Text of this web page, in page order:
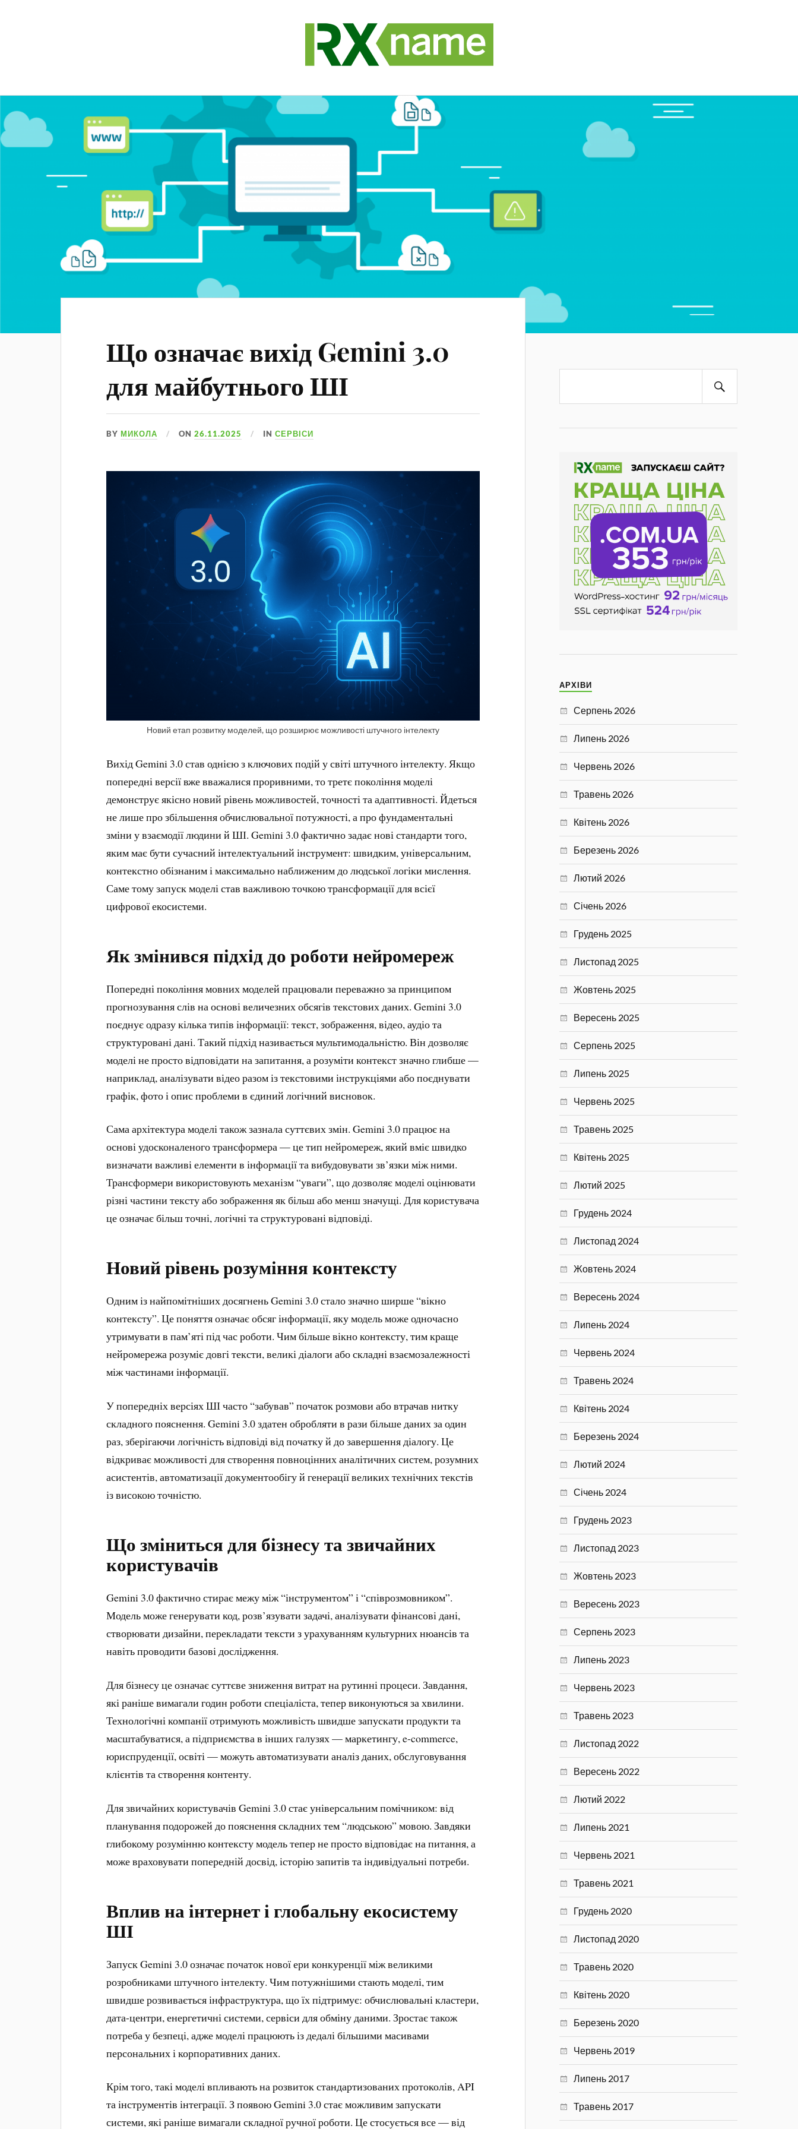
Що означає вихід Gemini 3.0
для майбутнього ШІ
BYМИКОЛА ON26.11.2025 INСЕРВІСИ
Новий етап розвитку моделей, що розширює можливості штучного інтелекту
Вихід Gemini 3.0 став однією з ключових подій у світі штучного інтелекту. Якщо
попередні версії вже вважалися проривними, то третє покоління моделі
демонструє якісно новий рівень можливостей, точності та адаптивності. Йдеться
не лише про збільшення обчислювальної потужності, а про фундаментальні
зміни у взаємодії людини й ШІ. Gemini 3.0 фактично задає нові стандарти того,
яким має бути сучасний інтелектуальний інструмент: швидким, універсальним,
контекстно обізнаним і максимально наближеним до людської логіки мислення.
Саме тому запуск моделі став важливою точкою трансформації для всієї
цифрової екосистеми.
Як змінився підхід до роботи нейромереж
Попередні покоління мовних моделей працювали переважно за принципом
прогнозування слів на основі величезних обсягів текстових даних. Gemini 3.0
поєднує одразу кілька типів інформації: текст, зображення, відео, аудіо та
структуровані дані. Такий підхід називається мультимодальністю. Він дозволяє
моделі не просто відповідати на запитання, а розуміти контекст значно глибше —
наприклад, аналізувати відео разом із текстовими інструкціями або поєднувати
графік, фото і опис проблеми в єдиний логічний висновок.
Сама архітектура моделі також зазнала суттєвих змін. Gemini 3.0 працює на
основі удосконаленого трансформера — це тип нейромереж, який вміє швидко
визначати важливі елементи в інформації та вибудовувати зв’язки між ними.
Трансформери використовують механізм “уваги”, що дозволяє моделі оцінювати
різні частини тексту або зображення як більш або менш значущі. Для користувача
це означає більш точні, логічні та структуровані відповіді.
Новий рівень розуміння контексту
Одним із найпомітніших досягнень Gemini 3.0 стало значно ширше “вікно
контексту”. Це поняття означає обсяг інформації, яку модель може одночасно
утримувати в пам’яті під час роботи. Чим більше вікно контексту, тим краще
нейромережа розуміє довгі тексти, великі діалоги або складні взаємозалежності
між частинами інформації.
У попередніх версіях ШІ часто “забував” початок розмови або втрачав нитку
складного пояснення. Gemini 3.0 здатен обробляти в рази більше даних за один
раз, зберігаючи логічність відповіді від початку й до завершення діалогу. Це
відкриває можливості для створення повноцінних аналітичних систем, розумних
асистентів, автоматизації документообігу й генерації великих технічних текстів
із високою точністю.
Що зміниться для бізнесу та звичайних
користувачів
Gemini 3.0 фактично стирає межу між “інструментом” і “співрозмовником”.
Модель може генерувати код, розв’язувати задачі, аналізувати фінансові дані,
створювати дизайни, перекладати тексти з урахуванням культурних нюансів та
навіть проводити базові дослідження.
Для бізнесу це означає суттєве зниження витрат на рутинні процеси. Завдання,
які раніше вимагали годин роботи спеціаліста, тепер виконуються за хвилини.
Технологічні компанії отримують можливість швидше запускати продукти та
масштабуватися, а підприємства в інших галузях — маркетингу, e-commerce,
юриспруденції, освіті — можуть автоматизувати аналіз даних, обслуговування
клієнтів та створення контенту.
Для звичайних користувачів Gemini 3.0 стає універсальним помічником: від
планування подорожей до пояснення складних тем “людською” мовою. Завдяки
глибокому розумінню контексту модель тепер не просто відповідає на питання, а
може враховувати попередній досвід, історію запитів та індивідуальні потреби.
Вплив на інтернет і глобальну екосистему
ШІ
Запуск Gemini 3.0 означає початок нової ери конкуренції між великими
розробниками штучного інтелекту. Чим потужнішими стають моделі, тим
швидше розвивається інфраструктура, що їх підтримує: обчислювальні кластери,
дата-центри, енергетичні системи, сервіси для обміну даними. Зростає також
потреба у безпеці, адже моделі працюють із дедалі більшими масивами
персональних і корпоративних даних.
Крім того, такі моделі впливають на розвиток стандартизованих протоколів, API
та інструментів інтеграції. З появою Gemini 3.0 стає можливим запускати
системи, які раніше вимагали складної ручної роботи. Це стосується все — від
АРХІВИ
Серпень 2026
Липень 2026
Червень 2026
Травень 2026
Квітень 2026
Березень 2026
Лютий 2026
Січень 2026
Грудень 2025
Листопад 2025
Жовтень 2025
Вересень 2025
Серпень 2025
Липень 2025
Червень 2025
Травень 2025
Квітень 2025
Лютий 2025
Грудень 2024
Листопад 2024
Жовтень 2024
Вересень 2024
Липень 2024
Червень 2024
Травень 2024
Квітень 2024
Березень 2024
Лютий 2024
Січень 2024
Грудень 2023
Листопад 2023
Жовтень 2023
Вересень 2023
Серпень 2023
Липень 2023
Червень 2023
Травень 2023
Листопад 2022
Вересень 2022
Лютий 2022
Липень 2021
Червень 2021
Травень 2021
Грудень 2020
Листопад 2020
Травень 2020
Квітень 2020
Березень 2020
Червень 2019
Липень 2017
Травень 2017